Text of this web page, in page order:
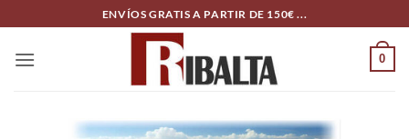
to
content
ENVÍOS GRATIS A PARTIR DE 150€ ...
0